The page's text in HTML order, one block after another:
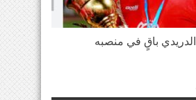
باقٍ في منصبه